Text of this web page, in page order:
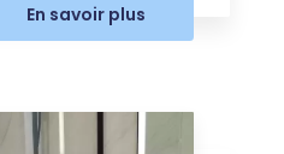
En savoir plus